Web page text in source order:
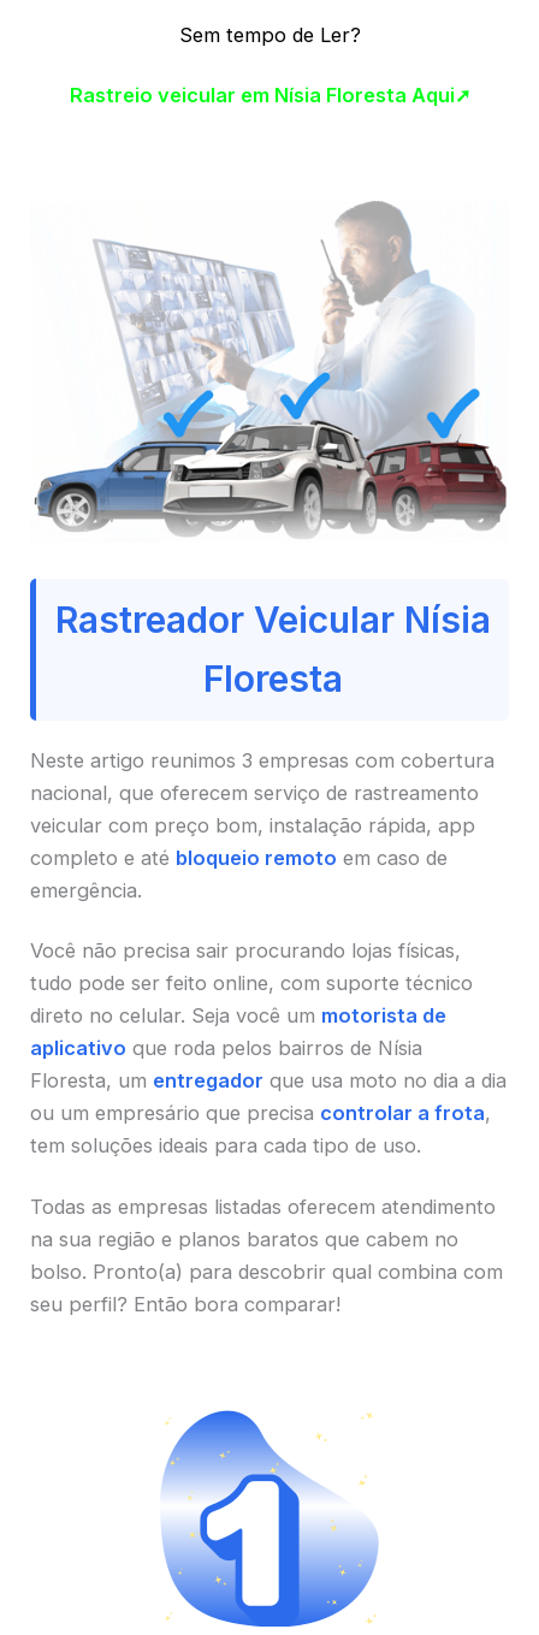
Sem tempo de Ler?
Rastreio veicular em Nísia Floresta Aqui➚
Rastreador Veicular Nísia
Floresta
Neste artigo reunimos 3 empresas com cobertura
nacional, que oferecem serviço de rastreamento
veicular com preço bom, instalação rápida, app
completo e até bloqueio remoto em caso de
emergência.
Você não precisa sair procurando lojas físicas,
tudo pode ser feito online, com suporte técnico
direto no celular. Seja você um motorista de
aplicativo que roda pelos bairros de Nísia
Floresta, um entregador que usa moto no dia a dia
ou um empresário que precisa controlar a frota,
tem soluções ideais para cada tipo de uso.
Todas as empresas listadas oferecem atendimento
na sua região e planos baratos que cabem no
bolso. Pronto(a) para descobrir qual combina com
seu perfil? Então bora comparar!